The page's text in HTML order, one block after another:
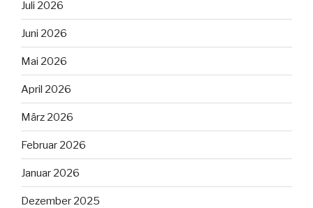
Juli 2026
Juni 2026
Mai 2026
April 2026
März 2026
Februar 2026
Januar 2026
Dezember 2025